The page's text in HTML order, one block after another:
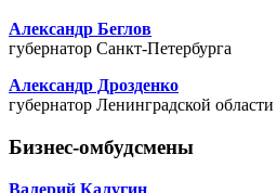
Александр Беглов
губернатор Санкт-Петербурга
Александр Дрозденко
губернатор Ленинградской области
Бизнес-омбудсмены
Валерий Калугин